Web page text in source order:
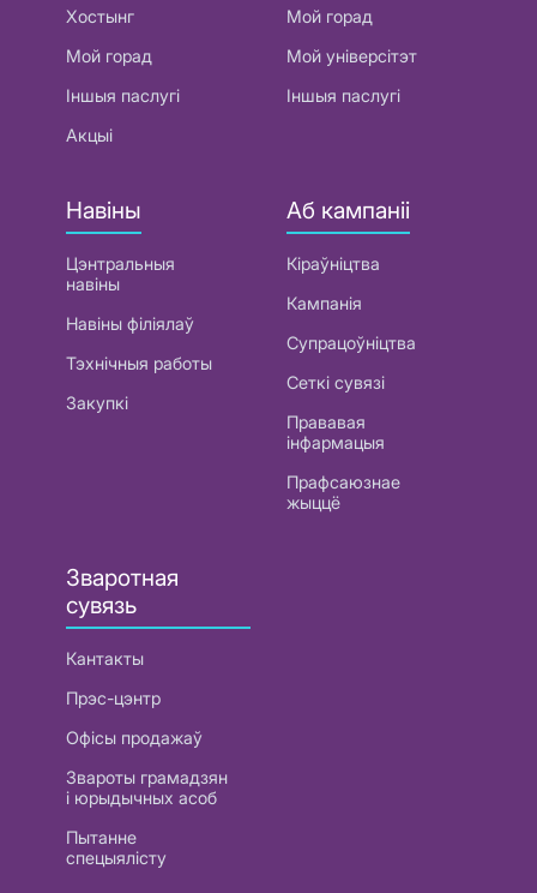
Хостынг
Мой горад
Іншыя паслугі
Акцыі
Мой горад
Мой універсітэт
Іншыя паслугі
Навіны
Цэнтральныя
навіны
Навіны філіялаў
Тэхнічныя работы
Закупкі
Аб кампаніі
Кіраўніцтва
Кампанія
Супрацоўніцтва
Сеткі сувязі
Прававая
інфармацыя
Прафсаюзнае
жыццё
Зваротная
сувязь
Кантакты
Прэс-цэнтр
Офісы продажаў
Звароты грамадзян
і юрыдычных асоб
Пытанне
спецыялісту